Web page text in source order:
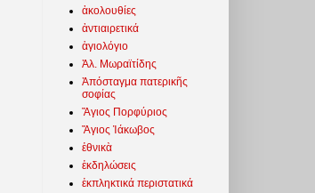
ἀκολουθίες
ἀντιαιρετικά
ἁγιολόγιο
Ἀλ. Μωραϊτίδης
Ἀπόσταγμα πατερικῆς
σοφίας
Ἅγιος Πορφύριος
Ἅγιος Ἰάκωβος
ἐθνικὰ
ἐκδηλώσεις
ἐκπληκτικά περιστατικά